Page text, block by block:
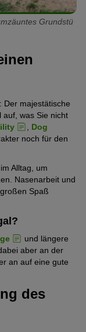
Grundstü
Der majestätische
auf, was Sie nicht
Dog
noch für den
Alltag, um
Nasenarbeit und
Spaß
und längere
aber an der
an auf eine gute
des